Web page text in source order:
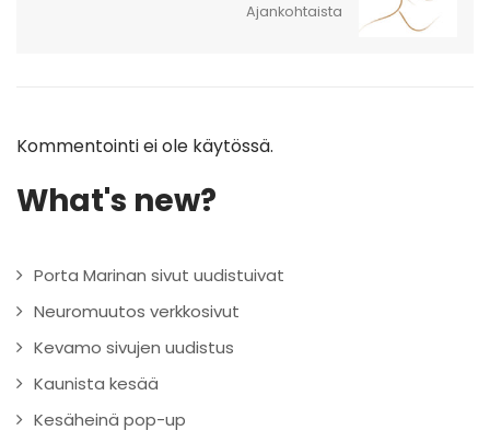
Ajankohtaista
Kommentointi ei ole käytössä.
What's new?
Porta Marinan sivut uudistuivat
Neuromuutos verkkosivut
Kevamo sivujen uudistus
Kaunista kesää
Kesäheinä pop-up